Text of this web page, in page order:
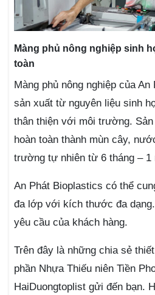
Màng phủ nông nghiệp sinh
toàn
Màng phủ nông nghiệp của
sản xuất từ nguyên liệu sinh
thân thiện với môi trường.
hoàn toàn thành mùn cây,
trường tự nhiên từ 6 tháng – 1
An Phát Bioplastics có thể
đa lớp với kích thước đa
yêu cầu của khách hàng.
Trên đây là những chia sẻ
phần Nhựa Thiếu niên Tiền
HaiDuongtoplist gửi đến bạn.